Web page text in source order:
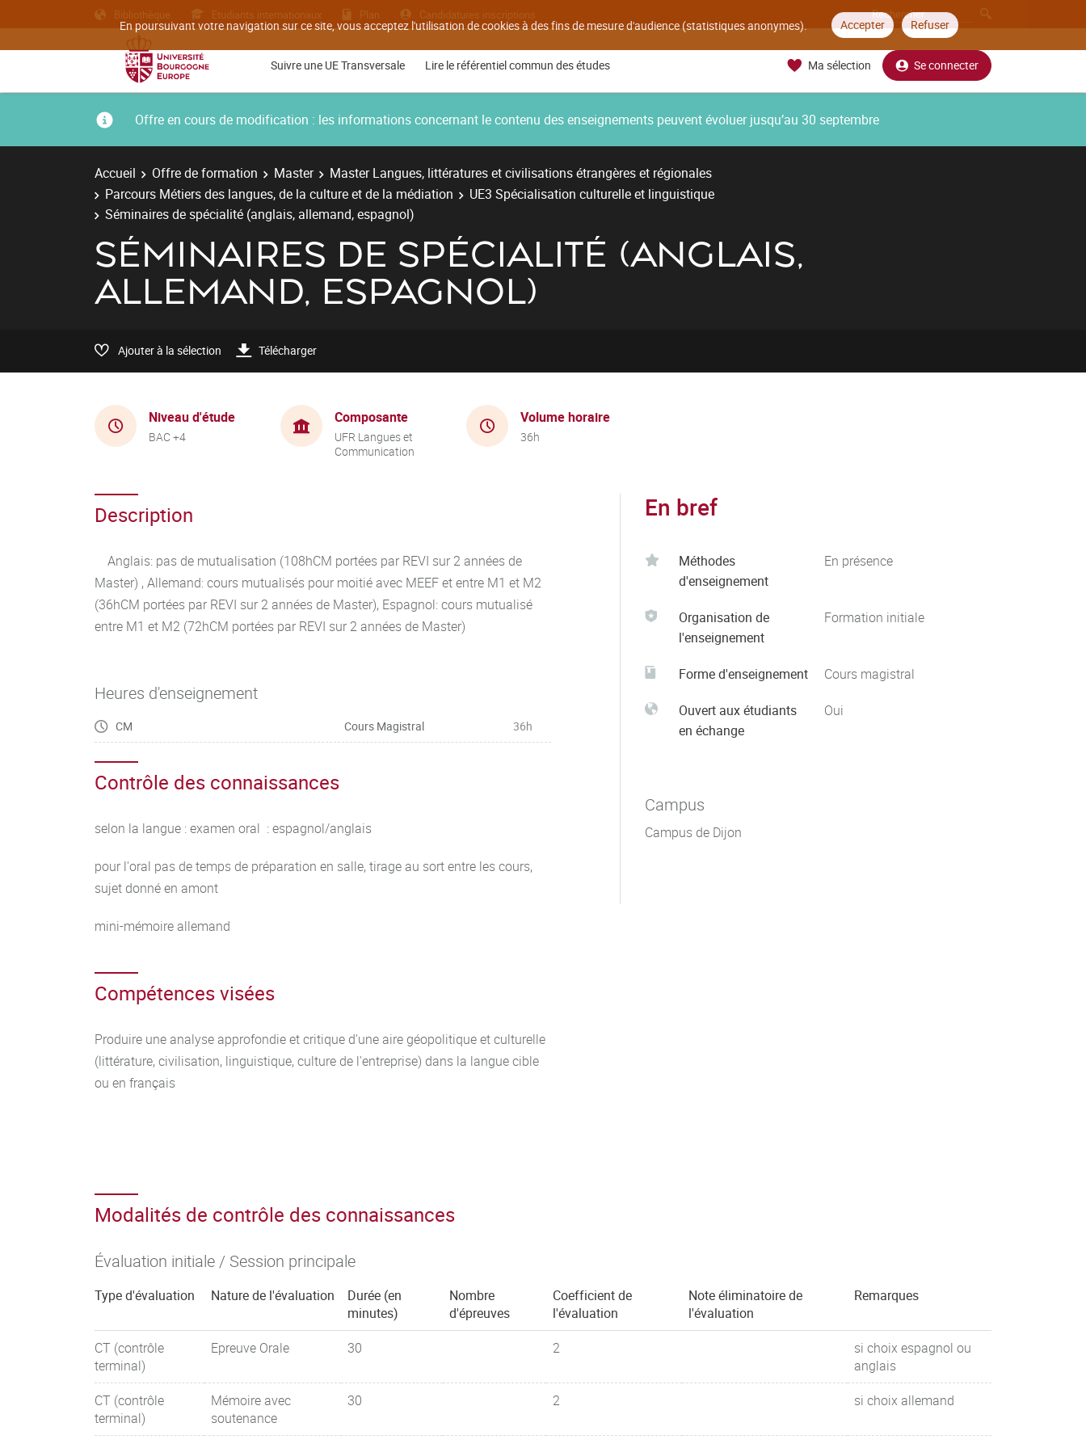
En poursuivant votre navigation sur ce site, vous acceptez l'utilisation de cookies à des fins de mesure d'audience (statistiques anonymes). Accepter Refuser
Bibliothèque Etudiants internationaux Plan Candidatures inscriptions
Suivre une UE Transversale Lire le référentiel commun des études Ma sélection Se connecter
Offre en cours de modification : les informations concernant le contenu des enseignements peuvent évoluer jusqu’au 30 septembre
Accueil Offre de formation Master
Master Langues, littératures et civilisations étrangères et régionales
Parcours Métiers des langues, de la culture et de la médiation
UE3 Spécialisation culturelle et linguistique
Séminaires de spécialité (anglais, allemand, espagnol)
SÉMINAIRES DE SPÉCIALITÉ (ANGLAIS,
ALLEMAND, ESPAGNOL)
Ajouter à la sélection Télécharger
Niveau d'étude
BAC +4
Composante
UFR Langues et
Communication
Volume horaire
36h
Description
Anglais: pas de mutualisation (108hCM portées par REVI sur 2 années de
Master) , Allemand: cours mutualisés pour moitié avec MEEF et entre M1 et M2
(36hCM portées par REVI sur 2 années de Master), Espagnol: cours mutualisé
entre M1 et M2 (72hCM portées par REVI sur 2 années de Master)
Heures d'enseignement
CM Cours Magistral 36h
Contrôle des connaissances
selon la langue : examen oral : espagnol/anglais
pour l'oral pas de temps de préparation en salle, tirage au sort entre les cours,
sujet donné en amont
mini-mémoire allemand
Compétences visées
Produire une analyse approfondie et critique d'une aire géopolitique et culturelle
(littérature, civilisation, linguistique, culture de l'entreprise) dans la langue cible
ou en français
En bref
Méthodes
d'enseignement
En présence
Organisation de
l'enseignement
Formation initiale
Forme d'enseignement Cours magistral
Ouvert aux étudiants
en échange
Oui
Campus
Campus de Dijon
Modalités de contrôle des connaissances
Évaluation initiale / Session principale
Type d'évaluation Nature de l'évaluation
Durée (en
minutes)
Nombre
d'épreuves
Coefficient de
l'évaluation
Note éliminatoire de
l'évaluation
Remarques
CT (contrôle
terminal)
Epreuve Orale 30 2
si choix espagnol ou
anglais
CT (contrôle
terminal)
Mémoire avec
soutenance
30 2 si choix allemand